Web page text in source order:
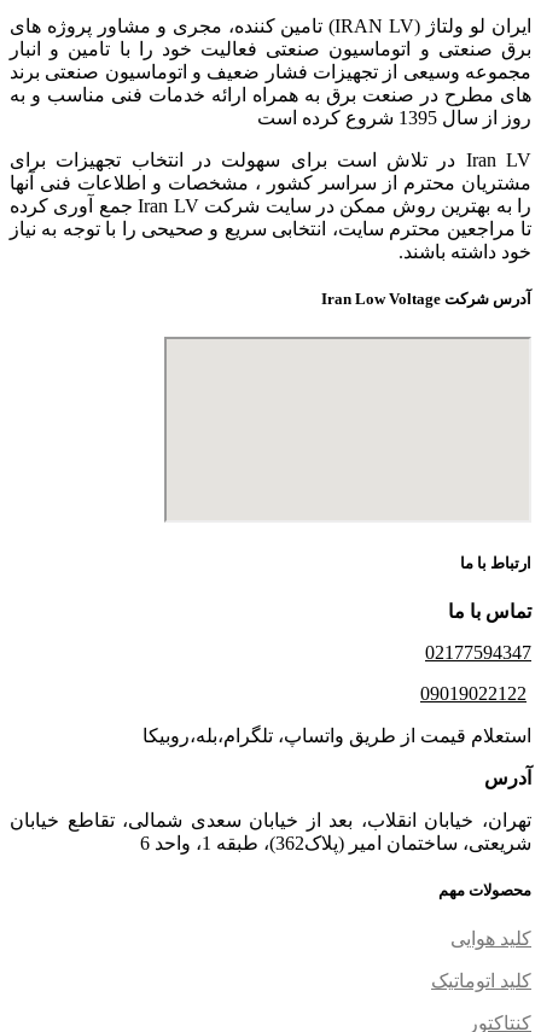
ایران لو ولتاژ (IRAN LV) تامین کننده، مجری و مشاور پروژه های
برق صنعتی و اتوماسیون صنعتی فعالیت خود را با تامین و انبار
مجموعه وسیعی از تجهیزات فشار ضعیف و اتوماسیون صنعتی برند
های مطرح در صنعت برق به همراه ارائه خدمات فنی مناسب و به
روز از سال 1395 شروع کرده است
Iran LV در تلاش است برای سهولت در انتخاب تجهیزات برای
مشتریان محترم از سراسر کشور ، مشخصات و اطلاعات فنی آنها
را به بهترین روش ممکن در سایت شرکت Iran LV جمع آوری کرده
تا مراجعین محترم سایت، انتخابی سریع و صحیحی را با توجه به نیاز
خود داشته باشند.
آدرس شرکت Iran Low Voltage
ارتباط با ما
تماس با ما
02177594347
09019022122
استعلام قیمت از طریق واتساپ، تلگرام،بله،روبیکا
آدرس
تهران، خیابان انقلاب، بعد از خیابان سعدی شمالی، تقاطع خیابان
شریعتی، ساختمان امیر (پلاک362)، طبقه 1، واحد 6
محصولات مهم
کلید هوایی
کلید اتوماتیک
کنتاکتور